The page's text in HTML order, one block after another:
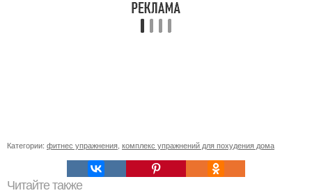
Категории: фитнес упражнения комплекс упражнений для похудения дома
Читайте также